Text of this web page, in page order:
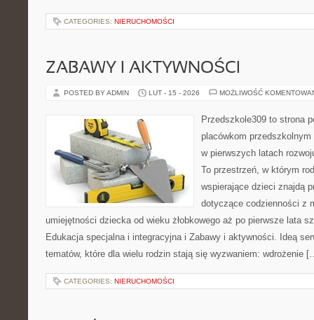
CATEGORIES: NIERUCHOMOŚCI
ZABAWY I AKTYWNOŚCI
POSTED BY ADMIN LUT - 15 - 2026 MOŻLIWOŚĆ
Przedszkole309 to strona
placówkom
w pierwszych latach
To przestrzeń, w którym
wspierające dzieci znajdą
dotyczące codzienności z
umiejętności dziecka od wieku żłobkowego aż po pierwsze lata
Edukacja specjalna i integracyjna i Zabawy i aktywności. Ideą
tematów, które dla wielu rodzin stają się wyzwaniem: wdrożenie
CATEGORIES: NIERUCHOMOŚCI